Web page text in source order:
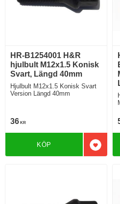
HR-B1254001 H&R
hjulbult M12x1.5 Konisk
Svart, Längd 40mm
Hjulbult M12x1.5 Konisk Svart
Version Längd 40mm
36 KR
Lägg
KÖP